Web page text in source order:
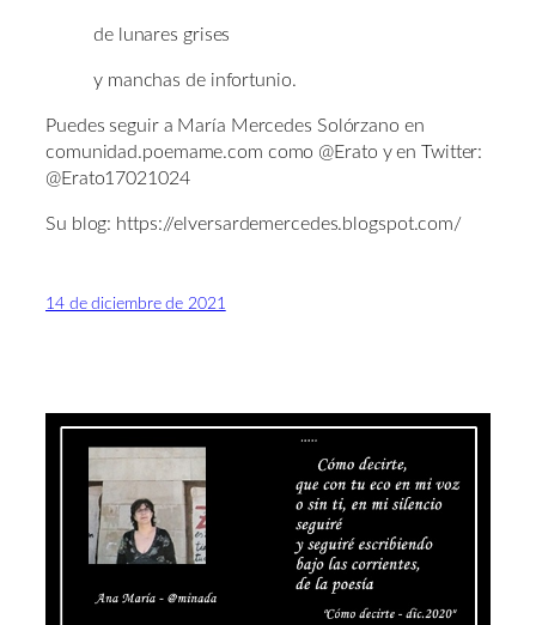
de lunares grises
y manchas de infortunio.
Puedes seguir a María Mercedes Solórzano en
comunidad.poemame.com como @Erato y en Twitter:
@Erato17021024
Su blog: https://elversardemercedes.blogspot.com/
14 de diciembre de 2021